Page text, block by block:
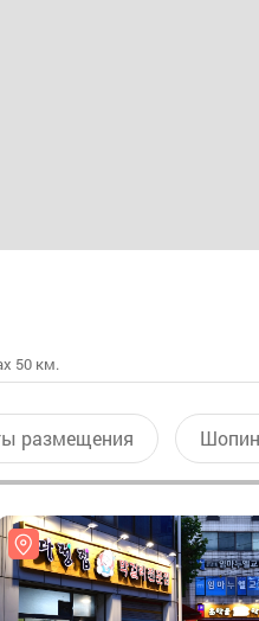
50 км.
размещения